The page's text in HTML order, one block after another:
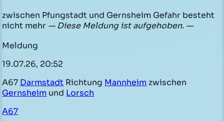
zwischen Pfungstadt und Gernsheim Gefahr besteht
nicht mehr — Diese Meldung ist aufgehoben. —
Meldung
19.07.26, 20:52
A67 Darmstadt Richtung Mannheim zwischen
Gernsheim und Lorsch
A67